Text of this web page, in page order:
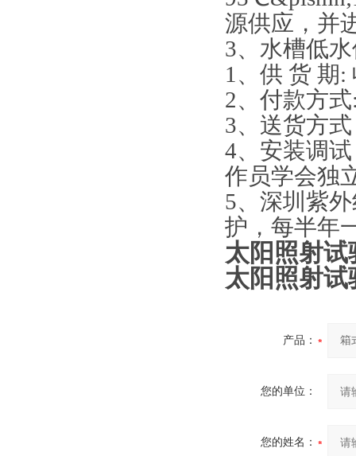
源供应，并
3、水槽低
1、供 货 期
2、付款方
3、送货方
4、安装调
作员学会独
5、深圳紫
护，每半年
太阳照射
太阳照射
产品：
您的单位：
您的姓名：